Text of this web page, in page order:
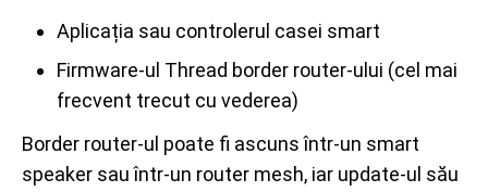
Aplicația sau controlerul casei smart
Firmware-ul Thread border router-ului (cel mai
frecvent trecut cu vederea)
Border router-ul poate fi ascuns într-un smart
speaker sau într-un router mesh, iar update-ul său